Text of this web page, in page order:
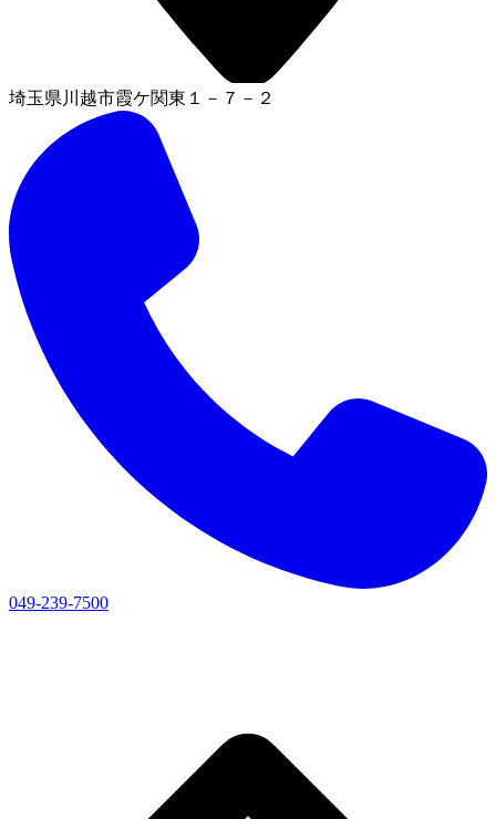
埼玉県川越市霞ケ関東１－７－２
049-239-7500